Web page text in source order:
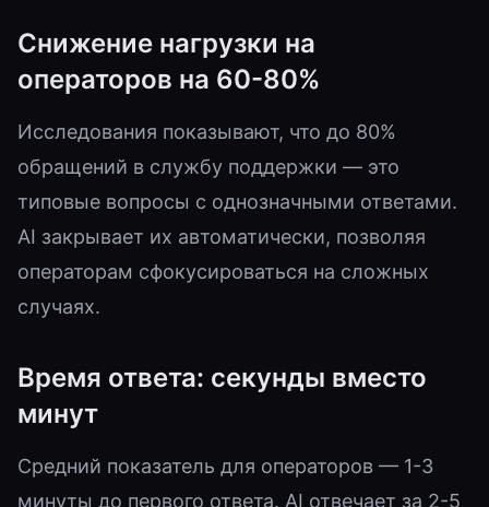
Снижение нагрузки на
операторов на 60-80%
Исследования показывают, что до 80%
обращений в службу поддержки — это
типовые вопросы с однозначными ответами.
AI закрывает их автоматически, позволяя
операторам сфокусироваться на сложных
случаях.
Время ответа: секунды вместо
минут
Средний показатель для операторов — 1-3
минуты до первого ответа. AI отвечает за 2-5